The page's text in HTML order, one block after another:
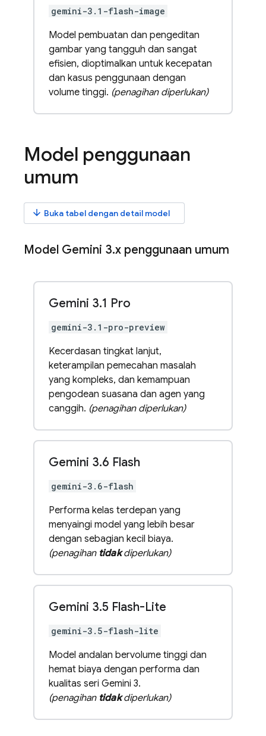
gemini-3.1-flash-image
Model pembuatan dan pengeditan
gambar yang tangguh dan sangat
efisien, dioptimalkan untuk kecepatan
dan kasus penggunaan dengan
volume tinggi. (penagihan diperlukan)
Model penggunaan
umum
arrow_downward Buka tabel dengan detail model
Model Gemini 3.x penggunaan umum
Gemini 3.1 Pro
gemini-3.1-pro-preview
Kecerdasan tingkat lanjut,
keterampilan pemecahan masalah
yang kompleks, dan kemampuan
pengodean suasana dan agen yang
canggih. (penagihan diperlukan)
Gemini 3.6 Flash
gemini-3.6-flash
Performa kelas terdepan yang
menyaingi model yang lebih besar
dengan sebagian kecil biaya.
(penagihan tidakdiperlukan)
Gemini 3.5 Flash-Lite
gemini-3.5-flash-lite
Model andalan bervolume tinggi dan
hemat biaya dengan performa dan
kualitas seri Gemini 3.
(penagihan tidakdiperlukan)